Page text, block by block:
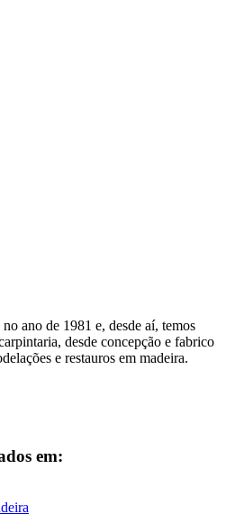
ano de 1981 e, desde aí, temos
desde concepção e fabrico
e restauros em madeira.
em: